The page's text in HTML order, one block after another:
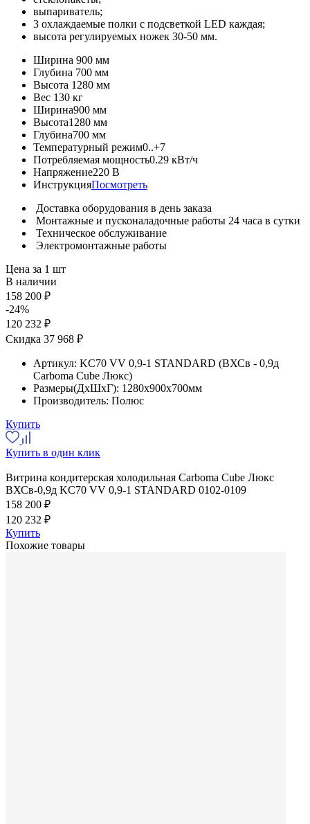
выпариватель;
3 охлаждаемые полки с подсветкой LED каждая;
высота регулируемых ножек 30-50 мм.
Ширина 900 мм
Глубина 700 мм
Высота 1280 мм
Вес 130 кг
Ширина900 мм
Высота1280 мм
Глубина700 мм
Температурный режим0..+7
Потребляемая мощность0.29 кВт/ч
Напряжение220 В
ИнструкцияПосмотреть
Доставка оборудования в день заказа
Монтажные и пусконаладочные работы 24 часа в сутки
Техническое обслуживание
Электромонтажные работы
Цена за 1 шт
В наличии
158 200 ₽
-24%
120 232 ₽
Скидка 37 968 ₽
Артикул: KC70 VV 0,9-1 STANDARD (ВХСв - 0,9д
Carboma Cube Люкс)
Размеры(ДхШхГ): 1280x900x700мм
Производитель: Полюс
Купить
Купить в один клик
Витрина кондитерская холодильная Carboma Cube Люкс
ВХСв-0,9д KC70 VV 0,9-1 STANDARD 0102-0109
158 200 ₽
120 232 ₽
Купить
Похожие товары